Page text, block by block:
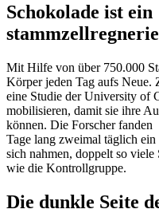
Schokolade ist ein
Mit Hilfe von über 750.000
Körper jeden Tag aufs Neue.
eine Studie der University of
mobilisieren, damit sie ihre
können. Die Forscher fanden
Tage lang zweimal täglich
sich nahmen, doppelt so
wie die Kontrollgruppe.
Die dunkle Seite